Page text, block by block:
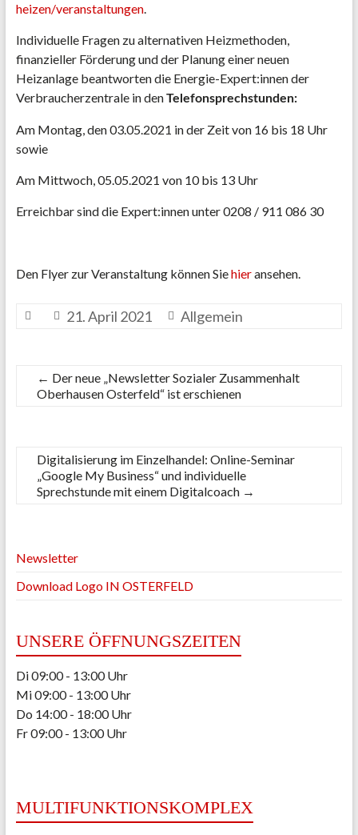
heizen/veranstaltungen.
Individuelle Fragen zu alternativen Heizmethoden,
finanzieller Förderung und der Planung einer neuen
Heizanlage beantworten die Energie-Expert:innen der
Verbraucherzentrale in denTelefonsprechstunden:
Am Montag, den 03.05.2021 in der Zeit von 16 bis 18 Uhr
sowie
Am Mittwoch, 05.05.2021 von 10 bis 13 Uhr
Erreichbar sind die Expert:innen unter 0208 / 911 086 30
Den Flyer zur Veranstaltung können Siehieransehen.
21. April 2021 Allgemein
← Der neue „Newsletter Sozialer Zusammenhalt
Oberhausen Osterfeld“ ist erschienen
Digitalisierung im Einzelhandel: Online-Seminar
„Google My Business“ und individuelle
Sprechstunde mit einem Digitalcoach →
Newsletter
Download Logo IN OSTERFELD
UNSERE ÖFFNUNGSZEITEN
Di 09:00 - 13:00 Uhr
Mi 09:00 - 13:00 Uhr
Do 14:00 - 18:00 Uhr
Fr 09:00 - 13:00 Uhr
MULTIFUNKTIONSKOMPLEX